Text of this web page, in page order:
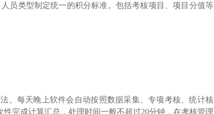
员类型制定统一的积分标准。包括考核项目、项目分值等
。每天晚上软件会自动按照数据采集、专项考核、统计核
完成计算汇总，处理时间一般不超过20分钟，在考核管理